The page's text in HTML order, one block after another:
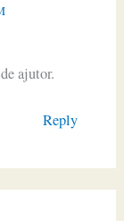
ajutor.
Reply